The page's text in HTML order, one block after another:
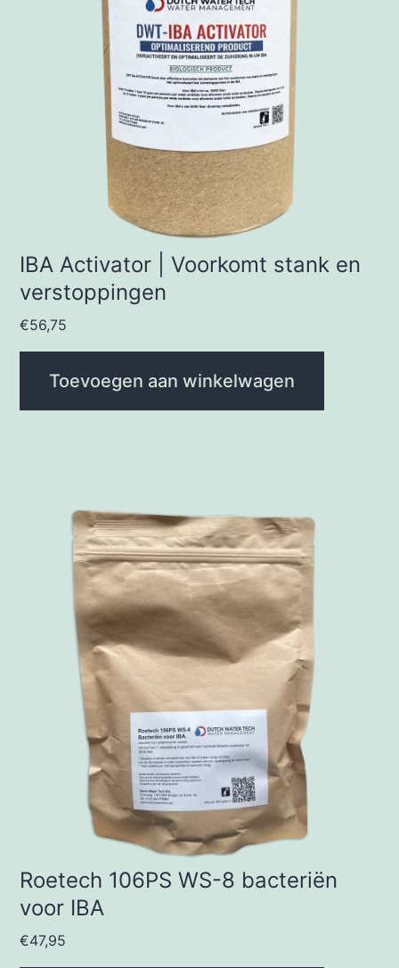
IBA Activator | Voorkomt stank en
verstoppingen
€56,75
Toevoegen aan winkelwagen
Roetech 106PS WS-8 bacteriën
voor IBA
€47,95